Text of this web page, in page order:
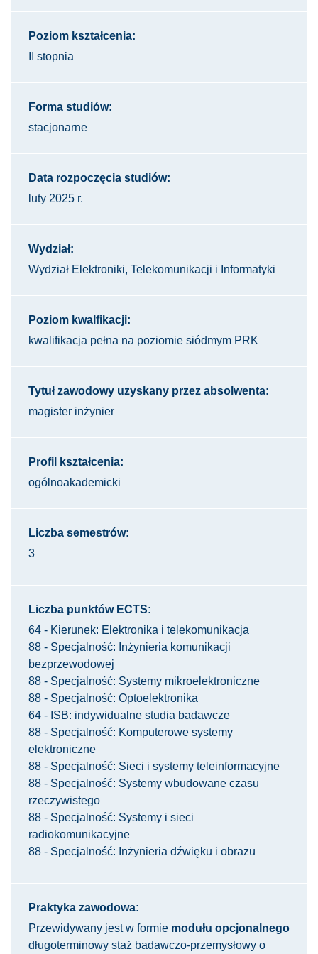
Poziom kształcenia:
II stopnia
Forma studiów:
stacjonarne
Data rozpoczęcia studiów:
luty 2025 r.
Wydział:
Wydział Elektroniki, Telekomunikacji i Informatyki
Poziom kwalfikacji:
kwalifikacja pełna na poziomie siódmym PRK
Tytuł zawodowy uzyskany przez absolwenta:
magister inżynier
Profil kształcenia:
ogólnoakademicki
Liczba semestrów:
3
Liczba punktów ECTS:
64 - Kierunek: Elektronika i telekomunikacja
88 - Specjalność: Inżynieria komunikacji
bezprzewodowej
88 - Specjalność: Systemy mikroelektroniczne
88 - Specjalność: Optoelektronika
64 - ISB: indywidualne studia badawcze
88 - Specjalność: Komputerowe systemy
elektroniczne
88 - Specjalność: Sieci i systemy teleinformacyjne
88 - Specjalność: Systemy wbudowane czasu
rzeczywistego
88 - Specjalność: Systemy i sieci
radiokomunikacyjne
88 - Specjalność: Inżynieria dźwięku i obrazu
Praktyka zawodowa:
Przewidywany jest w formie modułu opcjonalnego
długoterminowy staż badawczo-przemysłowy o